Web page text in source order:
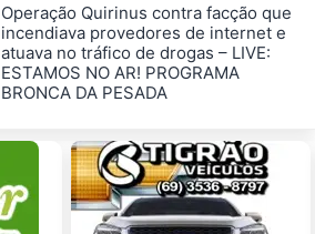
Operação Quirinus contra facção que
incendiava provedores de internet e
atuava no tráfico de drogas – LIVE:
ESTAMOS NO AR! PROGRAMA
BRONCA DA PESADA